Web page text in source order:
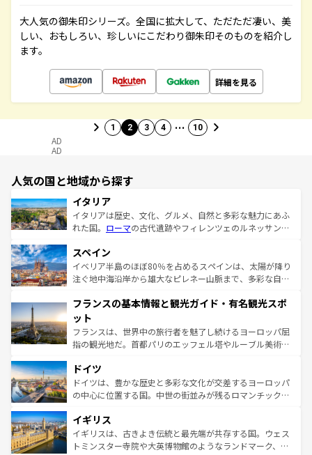
大人気の御朱印シリーズ。全国に拡大して、ただただ凄い、美
しい、おもしろい、珍しいにこだわり御朱印そのものを紹介し
ます。
詳細を見る
1 2 3 4 … 10
AD
AD
人気の国と地域から探す
イタリア
イタリアは歴史、文化、グルメ、自然と多彩な魅力にあふ
れた国。 ローマの古代遺跡やフィレンツェのルネッサンス
ろん、トスカーナの美しい田園風景やアマルフィ海岸の絶
景など、自然景観も見逃せない。観光の合間には、本場の
ピザやパスタなど、絶品のイタリア料理を堪能することも
ませてくれるイタリアで、忘れられない旅をしてみよう！
なお、新着のイタリア情報は
しい。
スペイン
イベリア半島のほぼ80％を占めるスペインは、太陽が降り
注ぐ地中海沿岸から雄大なピレネー山脈まで、多彩な自然
文化が根付くこの国では、情熱的なフラメンコ、熱気あふ
れる闘牛、そして美味しいタパスが生活の一部となってい
る。首都マドリードの洗練された雰囲気や、バルセロナの
アートに溢れた街角から、地方では古代ローマ遺跡や中世
せる。地方によって風土や気候が異なるスペインはその個
性で訪れる人を魅了する。 なお、新着のスペイン情報は コ
ンテンツ一覧を参照してほしい。
フランスの基本情報と観光ガイド・有名観光スポ
ット
フランスは、世界中の旅行者を魅了し続けるヨーロッパ屈
指の観光地だ。首都パリのエッフェル塔やルーブル美術館
で、幅広い魅力が詰まっている。華麗な宮殿、歴史的な大
聖堂、美しいビーチ、そして豊かな自然が、訪れる者を心
から魅了する。また、フランスは美食の国としても知ら
いる。シャンパンの発祥地であるランス、プロヴァンスの
香り高いラベンダー畑など、多彩な楽しみ方が可能だ。さ
らに、パリ以外の地域にも魅力が溢れており、どの街角に
ドイツ
ドイツは、豊かな歴史と多彩な文化が交差するヨーロッパ
の中心に位置する国。中世の街並みが残るロマンチック街
顔を持つこの国は、どこを歩いても飽きることがない。ベ
ルリンの文化的活気、バイエルン州のアルプスの絶景、そ
してライン川沿いのワイン畑といった風景は必見。ビール
イギリス
イギリスは、古きよき伝統と最先端が共存する国。ウェス
トミンスター寺院や大英博物館のようなランドマーク、歴